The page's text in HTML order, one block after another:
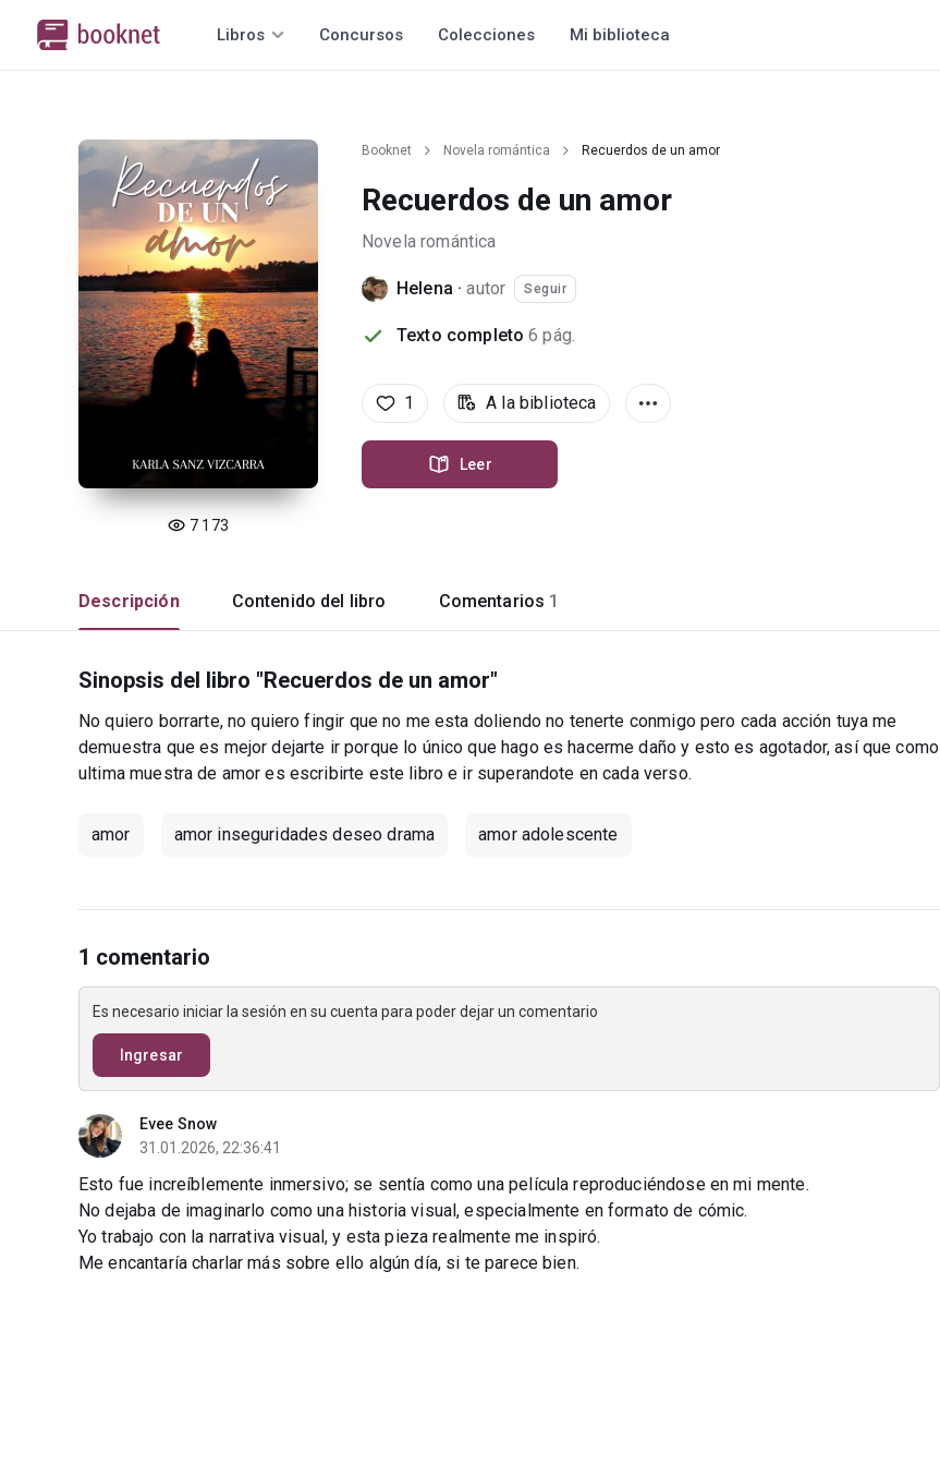
Libros Concursos Colecciones Mi biblioteca
7 173
Booknet Novela romántica Recuerdos de un amor
Recuerdos de un amor
Novela romántica
Helena ·autor Seguir
Texto completo 6 pág.
1 A la biblioteca
Leer
Descripción Contenido del libro Comentarios 1
Sinopsis del libro "Recuerdos de un amor"
No quiero borrarte, no quiero fingir que no me esta doliendo no tenerte conmigo pero cada acción tuya me
demuestra que es mejor dejarte ir porque lo único que hago es hacerme daño y esto es agotador, así que como
ultima muestra de amor es escribirte este libro e ir superandote en cada verso.
amor amor inseguridades deseo drama amor adolescente
1 comentario
Es necesario iniciar la sesión en su cuenta para poder dejar un comentario
Ingresar
Evee Snow
31.01.2026, 22:36:41
Esto fue increíblemente inmersivo; se sentía como una película reproduciéndose en mi mente.
No dejaba de imaginarlo como una historia visual, especialmente en formato de cómic.
Yo trabajo con la narrativa visual, y esta pieza realmente me inspiró.
Me encantaría charlar más sobre ello algún día, si te parece bien.